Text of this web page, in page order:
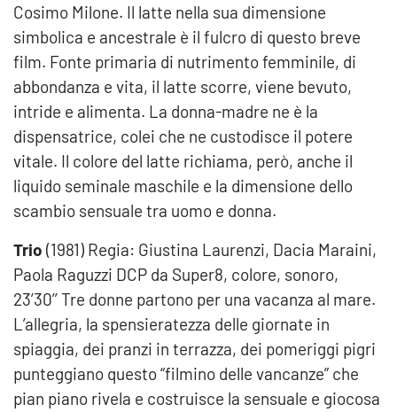
Cosimo Milone. Il latte nella sua dimensione
simbolica e ancestrale è il fulcro di questo breve
film. Fonte primaria di nutrimento femminile, di
abbondanza e vita, il latte scorre, viene bevuto,
intride e alimenta. La donna-madre ne è la
dispensatrice, colei che ne custodisce il potere
vitale. Il colore del latte richiama, però, anche il
liquido seminale maschile e la dimensione dello
scambio sensuale tra uomo e donna.
Trio (1981) Regia: Giustina Laurenzi, Dacia Maraini,
Paola Raguzzi DCP da Super8, colore, sonoro,
23’30’’ Tre donne partono per una vacanza al mare.
L’allegria, la spensieratezza delle giornate in
spiaggia, dei pranzi in terrazza, dei pomeriggi pigri
punteggiano questo “filmino delle vancanze” che
pian piano rivela e costruisce la sensuale e giocosa